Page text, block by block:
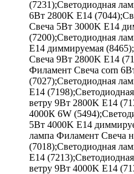
(7231);Светодиодная
6Вт 2800K E14
Свеча 5Вт 3000K E14
(7200);Светодиодная
E14 диммируемая
Свеча 9Вт 2800K E14
Филамент Свеча corn
(7027);Светодиодная
E14
ветру 9Вт 2800K E14
4000К 6W
5Вт 4000K E14
лампа Филамент Свеча
(7018);Светодиодная
E14
ветру 9Вт 4000K E14